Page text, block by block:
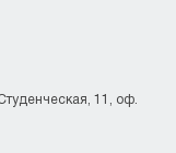
11, оф.